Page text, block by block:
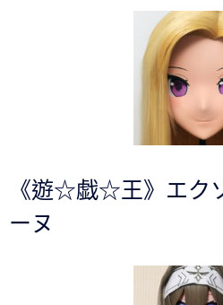
《遊☆戯☆王》エク
ーヌ